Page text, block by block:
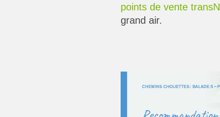
points de vente transN
grand air.